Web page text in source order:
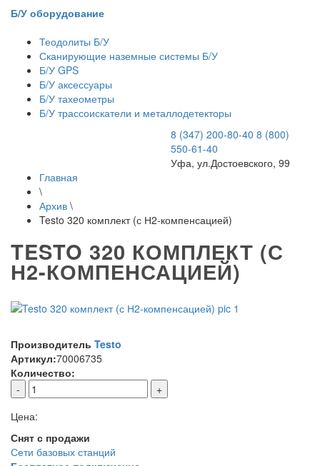
Б/У оборудование
Теодолиты Б/У
Сканирующие наземные системы Б/У
Б/У GPS
Б/У аксессуары
Б/У тахеометры
Б/У трассоискатели и металлодетекторы
8 (347) 200-80-40 8 (800)
550-61-40
Уфа, ул.Достоевского, 99
Главная
\
Архив \
Testo 320 комплект (с Н2-компенсацией)
TESTO 320 КОМПЛЕКТ (С
Н2-КОМПЕНСАЦИЕЙ)
Производитель Testo
Артикул:70006735
Количество:
-
+
Цена:
Снят с продажи
Сети базовых станций